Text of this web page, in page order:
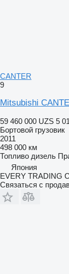
CANTER
9
Mitsubishi
59 460 000 UZS 5
Бортовой грузовик
2011
498 000 км
Топливо дизель
Япония
EVERY TRADING
Связаться с